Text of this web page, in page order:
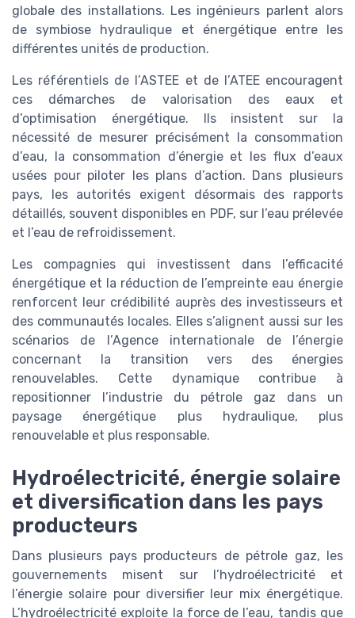
globale des installations. Les ingénieurs parlent alors
de symbiose hydraulique et énergétique entre les
différentes unités de production.
Les référentiels de l’ASTEE et de l’ATEE encouragent
ces démarches de valorisation des eaux et
d’optimisation énergétique. Ils insistent sur la
nécessité de mesurer précisément la consommation
d’eau, la consommation d’énergie et les flux d’eaux
usées pour piloter les plans d’action. Dans plusieurs
pays, les autorités exigent désormais des rapports
détaillés, souvent disponibles en PDF, sur l’eau prélevée
et l’eau de refroidissement.
Les compagnies qui investissent dans l’efficacité
énergétique et la réduction de l’empreinte eau énergie
renforcent leur crédibilité auprès des investisseurs et
des communautés locales. Elles s’alignent aussi sur les
scénarios de l’Agence internationale de l’énergie
concernant la transition vers des énergies
renouvelables. Cette dynamique contribue à
repositionner l’industrie du pétrole gaz dans un
paysage énergétique plus hydraulique, plus
renouvelable et plus responsable.
Hydroélectricité, énergie solaire
et diversification dans les pays
producteurs
Dans plusieurs pays producteurs de pétrole gaz, les
gouvernements misent sur l’hydroélectricité et
l’énergie solaire pour diversifier leur mix énergétique.
L’hydroélectricité exploite la force de l’eau, tandis que